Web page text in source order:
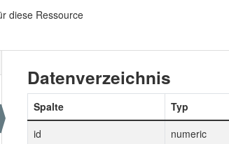
diese Ressource
Datenverzeichnis
Spalte Typ
id
numeric